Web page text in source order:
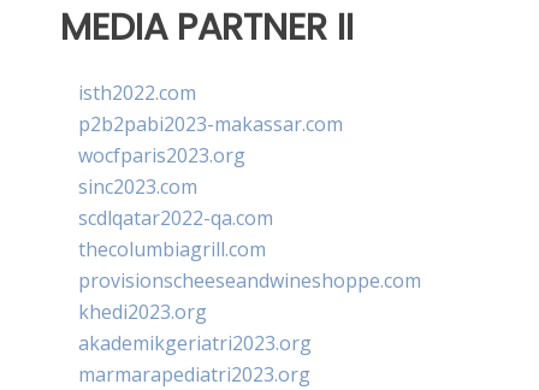
MEDIA PARTNER II
isth2022.com
p2b2pabi2023-makassar.com
wocfparis2023.org
sinc2023.com
scdlqatar2022-qa.com
thecolumbiagrill.com
provisionscheeseandwineshoppe.com
khedi2023.org
akademikgeriatri2023.org
marmarapediatri2023.org